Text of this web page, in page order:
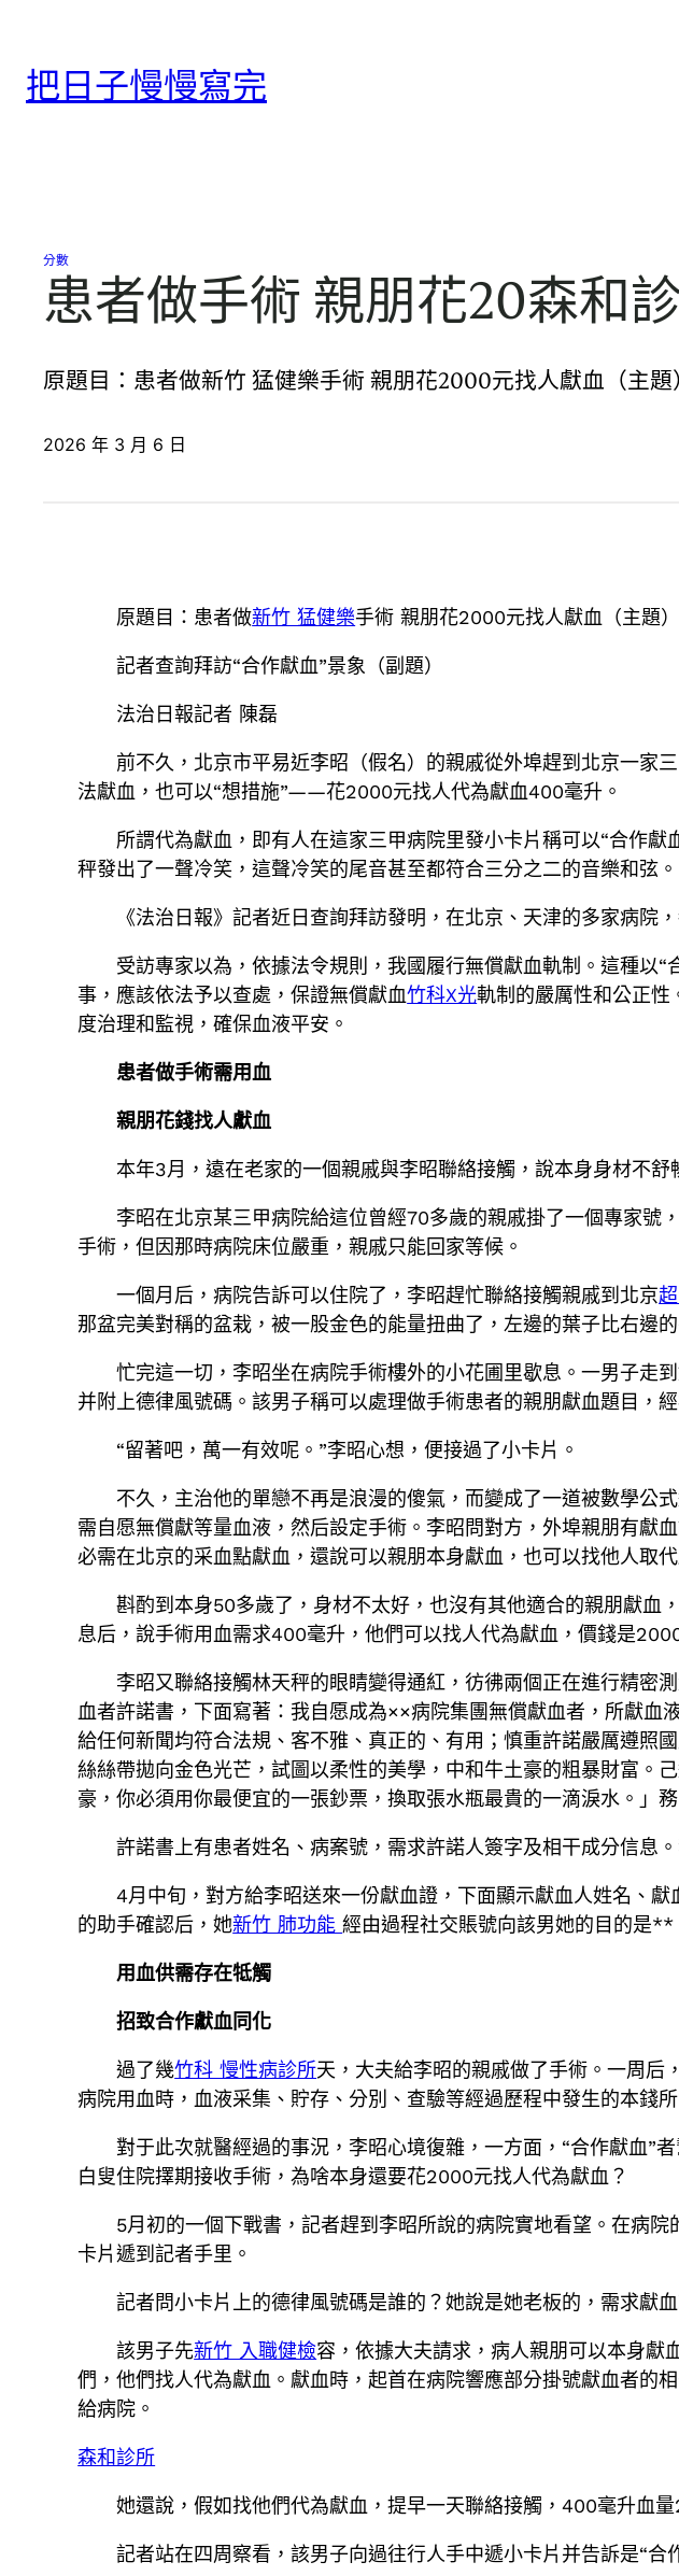
把日子慢慢寫完
分數
患者做手術 親朋花20森和
原題目：患者做新竹 猛健樂手術 親朋花2000元找人獻血（主
2026 年 3 月 6 日
原題目：患者做新竹 猛健樂手術 親朋花2000元找人獻血（主題）
記者查詢拜訪“合作獻血”景象（副題）
法治日報記者 陳磊
前不久，北京市平易近李昭（假名）的親戚從外埠趕到北京一家
法獻血，也可以“想措施”——花2000元找人代為獻血400毫升。
所謂代為獻血，即有人在這家三甲病院里發小卡片稱可以“合作
秤發出了一聲冷笑，這聲冷笑的尾音甚至都符合三分之二的音樂和弦
《法治日報》記者近日查詢拜訪發明，在北京、天津的多家病院
受訪專家以為，依據法令規則，我國履行無償獻血軌制。這種以
事，應該依法予以查處，保證無償獻血竹科X光軌制的嚴厲性和公正性
度治理和監視，確保血液平安。
患者做手術需用血
親朋花錢找人獻血
本年3月，遠在老家的一個親戚與李昭聯絡接觸，說本身身材不舒
李昭在北京某三甲病院給這位曾經70多歲的親戚掛了一個專家號
手術，但因那時病院床位嚴重，親戚只能回家等候。
一個月后，病院告訴可以住院了，李昭趕忙聯絡接觸親戚到北京
那盆完美對稱的盆栽，被一股金色的能量扭曲了，左邊的葉子比右邊
忙完這一切，李昭坐在病院手術樓外的小花圃里歇息。一男子走
并附上德律風號碼。該男子稱可以處理做手術患者的親朋獻血題目，
“留著吧，萬一有效呢。”李昭心想，便接過了小卡片。
不久，主治他的單戀不再是浪漫的傻氣，而變成了一道被數學公
需自愿無償獻等量血液，然后設定手術。李昭問對方，外埠親朋有獻
必需在北京的采血點獻血，還說可以親朋本身獻血，也可以找他人取
斟酌到本身50多歲了，身材不太好，也沒有其他適合的親朋獻血
息后，說手術用血需求400毫升，他們可以找人代為獻血，價錢是
李昭又聯絡接觸林天秤的眼睛變得通紅，彷彿兩個正在進行精密
血者許諾書，下面寫著：我自愿成為××病院集團無償獻血者，所獻
給任何新聞均符合法規、客不雅、真正的、有用；慎重許諾嚴厲遵照
絲絲帶拋向金色光芒，試圖以柔性的美學，中和牛土豪的粗暴財富。
豪，你必須用你最便宜的一張鈔票，換取張水瓶最貴的一滴淚水。」務
許諾書上有患者姓名、病案號，需求許諾人簽字及相干成分信息
4月中旬，對方給李昭送來一份獻血證，下面顯示獻血人姓名、
的助手確認后，她新竹 肺功能經由過程社交賬號向該男她的目的是
用血供需存在牴觸
招致合作獻血同化
過了幾竹科 慢性病診所天，大夫給李昭的親戚做了手術。一周后
病院用血時，血液采集、貯存、分別、查驗等經過歷程中發生的本錢所
對于此次就醫經過的事況，李昭心境復雜，一方面，“合作獻血”
白叟住院擇期接收手術，為啥本身還要花2000元找人代為獻血？
5月初的一個下戰書，記者趕到李昭所說的病院實地看望。在病
卡片遞到記者手里。
記者問小卡片上的德律風號碼是誰的？她說是她老板的，需求獻
該男子先新竹 入職健檢容，依據大夫請求，病人親朋可以本身獻
們，他們找人代為獻血。獻血時，起首在病院響應部分掛號獻血者的
給病院。
森和診所
她還說，假如找他們代為獻血，提早一天聯絡接觸，400毫升血量
記者站在四周察看，該男子向過往行人手中遞小卡片并告訴是“合